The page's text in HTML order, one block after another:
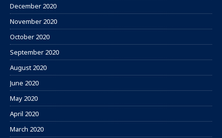
December 2020
November 2020
October 2020
September 2020
August 2020
June 2020
May 2020
April 2020
March 2020